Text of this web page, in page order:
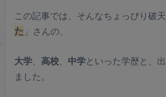
この記事では、そんなちょっぴり破
た 」さんの、
大学、 高校、 中学といった学歴と、
ました。